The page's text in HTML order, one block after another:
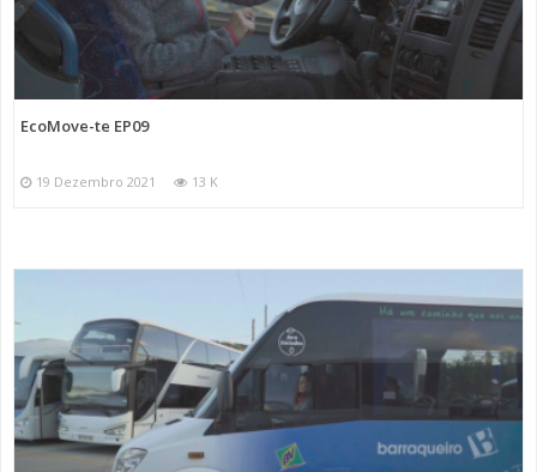
EcoMove-te EP09
19 Dezembro 2021 13 K